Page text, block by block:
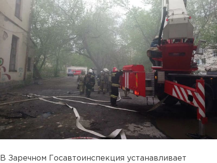
В Заречном Госавтоинспекция устанавливает